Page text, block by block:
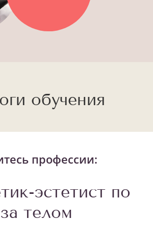
обучения
профессии:
эстетист по
телом